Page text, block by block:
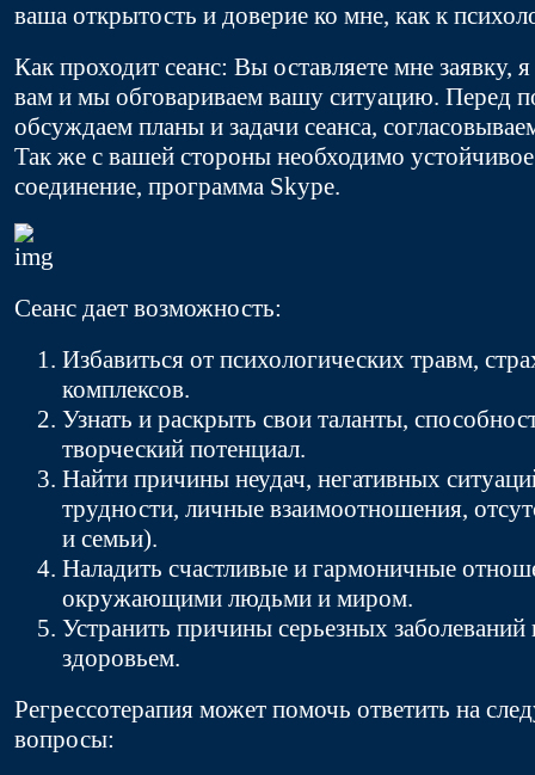
ваша открытость и доверие ко мне, как к
Как проходит сеанс: Вы оставляете мне заявку,
вам и мы обговариваем вашу ситуацию. Перед
обсуждаем планы и задачи сеанса,
Так же с вашей стороны необходимо
соединение, программа Skype.
Сеанс дает возможность:
Избавиться от психологических травм,
комплексов.
Узнать и раскрыть свои таланты,
творческий потенциал.
Найти причины неудач, негативных
трудности, личные взаимоотношения,
и семьи).
Наладить счастливые и гармоничные
окружающими людьми и миром.
Устранить причины серьезных
здоровьем.
Регрессотерапия может помочь ответить на
вопросы: